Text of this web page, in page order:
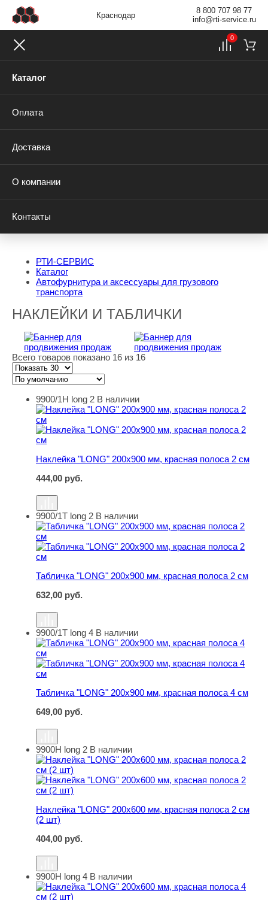
Краснодар
8 800 707 98 77
info@rti-service.ru
Каталог
Оплата
Доставка
О компании
Контакты
0
РТИ-СЕРВИС
Каталог
Автофурнитура и аксессуары для грузового
транспорта
НАКЛЕЙКИ И ТАБЛИЧКИ
Всего товаров показано 16 из 16
Наклейка "LONG" 200х900 мм, красная полоса 2 см
9900/1Н long 2 В наличии
Наклейка "LONG" 200х900 мм, красная полоса 2 см
444,00 руб.
Табличка "LONG" 200х900 мм, красная полоса 2 см
9900/1Т long 2 В наличии
Табличка "LONG" 200х900 мм, красная полоса 2 см
632,00 руб.
Табличка "LONG" 200х900 мм, красная полоса 4 см
9900/1Т long 4 В наличии
Табличка "LONG" 200х900 мм, красная полоса 4 см
649,00 руб.
Наклейка "LONG" 200х600 мм, красная полоса 2 см (2
9900Н long 2 В наличии
Наклейка "LONG" 200х600 мм, красная полоса 2 см
(2 шт)
404,00 руб.
Наклейка "LONG" 200х600 мм, красная полоса 4 см (2
9900Н long 4 В наличии